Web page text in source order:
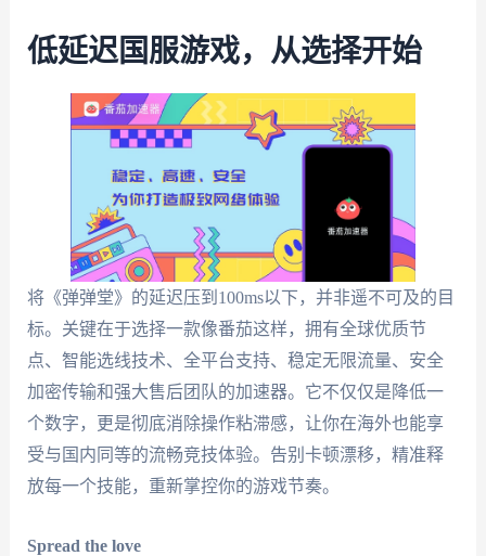
低延迟国服游戏，从选择开始
将《弹弹堂》的延迟压到100ms以下，并非遥不可及的目
标。关键在于选择一款像番茄这样，拥有全球优质节
点、智能选线技术、全平台支持、稳定无限流量、安全
加密传输和强大售后团队的加速器。它不仅仅是降低一
个数字，更是彻底消除操作粘滞感，让你在海外也能享
受与国内同等的流畅竞技体验。告别卡顿漂移，精准释
放每一个技能，重新掌控你的游戏节奏。
Spread the love